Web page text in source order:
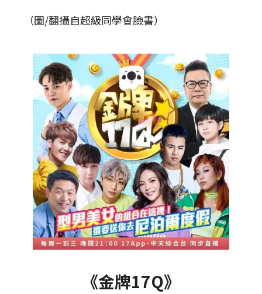
（圖/翻攝自超級同學會臉書）
《金牌17Q》